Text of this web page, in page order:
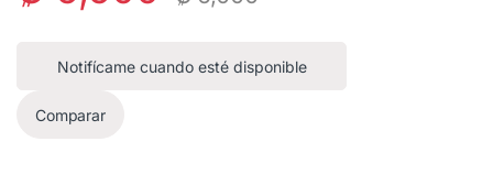
Notifícame cuando esté disponible
Comparar